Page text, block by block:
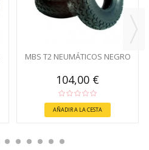
MBS T2 NEUMÁTICOS NEGRO
104,00 €
AÑADIR A LA CESTA